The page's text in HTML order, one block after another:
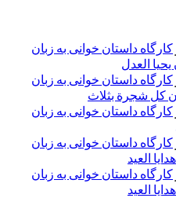
کارگاه داستان خوانی به زبان
العدل
کارگاه داستان خوانی به زبان
کل شجرة بثلاث
کارگاه داستان خوانی به زبان
کارگاه داستان خوانی به زبان
العید
کارگاه داستان خوانی به زبان
العید